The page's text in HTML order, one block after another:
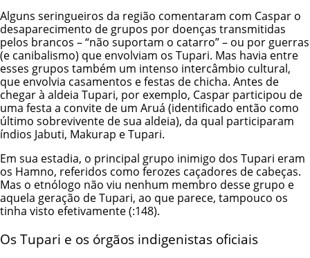
Alguns seringueiros da região comentaram com Caspar o
desaparecimento de grupos por doenças transmitidas
pelos brancos – “não suportam o catarro” – ou por guerras
(e canibalismo) que envolviam os Tupari. Mas havia entre
esses grupos também um intenso intercâmbio cultural,
que envolvia casamentos e festas de chicha. Antes de
chegar à aldeia Tupari, por exemplo, Caspar participou de
uma festa a convite de um Aruá (identificado então como
último sobrevivente de sua aldeia), da qual participaram
índios Jabuti, Makurap e Tupari.
Em sua estadia, o principal grupo inimigo dos Tupari eram
os Hamno, referidos como ferozes caçadores de cabeças.
Mas o etnólogo não viu nenhum membro desse grupo e
aquela geração de Tupari, ao que parece, tampouco os
tinha visto efetivamente (:148).
Os Tupari e os órgãos indigenistas oficiais